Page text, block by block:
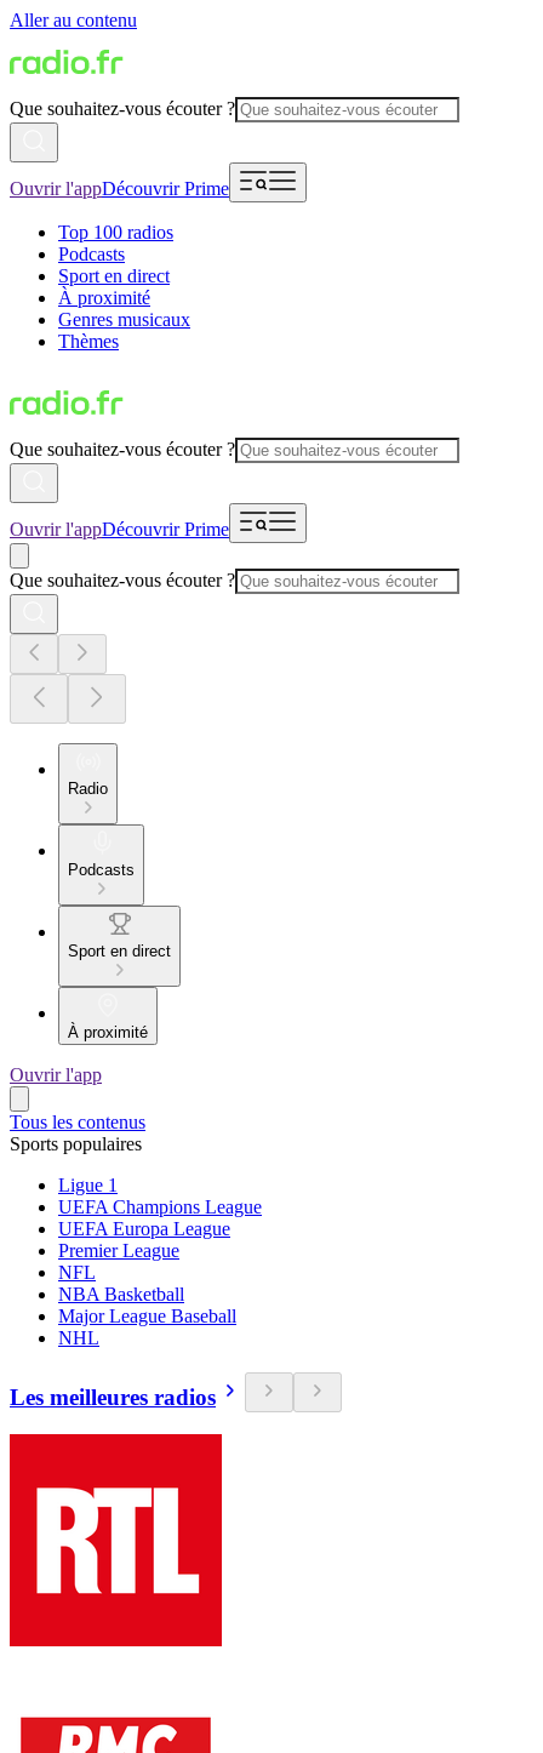
Aller au contenu
Que souhaitez-vous écouter ?
Ouvrir l'appDécouvrir Prime
Top 100 radios
Podcasts
Sport en direct
À proximité
Genres musicaux
Thèmes
Que souhaitez-vous écouter ?
Ouvrir l'appDécouvrir Prime
Que souhaitez-vous écouter ?
Radio
Podcasts
Sport en direct
À proximité
Ouvrir l'app
Tous les contenus
Sports populaires
Ligue 1
UEFA Champions League
UEFA Europa League
Premier League
NFL
NBA Basketball
Major League Baseball
NHL
Les meilleures radios